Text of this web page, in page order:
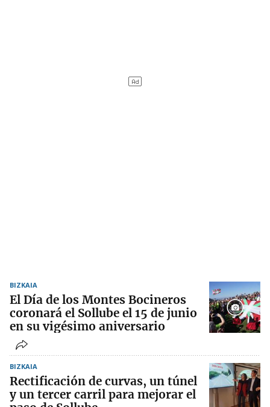
BIZKAIA
El Día de los Montes Bocineros
coronará el Sollube el 15 de junio
en su vigésimo aniversario
BIZKAIA
Rectificación de curvas, un túnel
y un tercer carril para mejorar el